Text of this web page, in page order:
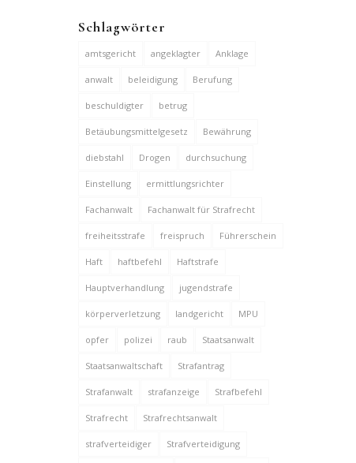
Schlagwörter
amtsgericht angeklagter Anklage
anwalt beleidigung Berufung
beschuldigter betrug
Betäubungsmittelgesetz Bewährung
diebstahl Drogen durchsuchung
Einstellung ermittlungsrichter
Fachanwalt Fachanwalt für Strafrecht
freiheitsstrafe freispruch Führerschein
Haft haftbefehl Haftstrafe
Hauptverhandlung jugendstrafe
körperverletzung landgericht MPU
opfer polizei raub Staatsanwalt
Staatsanwaltschaft Strafantrag
Strafanwalt strafanzeige Strafbefehl
Strafrecht Strafrechtsanwalt
strafverteidiger Strafverteidigung